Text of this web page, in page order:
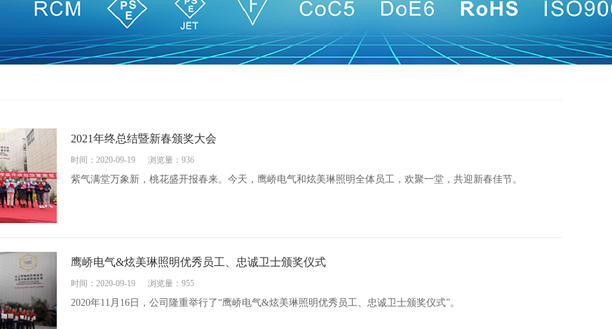
2021年终总结暨新春颁奖大会
时间：2020-09-19 浏览量：936
紫气满堂万象新，桃花盛开报春来。今天，鹰峤电气和炫美琳照明全体员工，欢聚一堂，共迎新春佳节。
鹰峤电气&炫美琳照明优秀员工、忠诚卫士颁奖仪式
时间：2020-09-19 浏览量：955
2020年11月16日，公司隆重举行了“鹰峤电气&炫美琳照明优秀员工、忠诚卫士颁奖仪式”。